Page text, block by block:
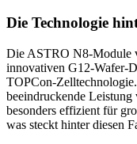
Die Technologie
Die ASTRO N8-Module
innovativen G12-Wafer-
TOPCon-
beeindruckende
besonders effizient für
was steckt hinter diesen